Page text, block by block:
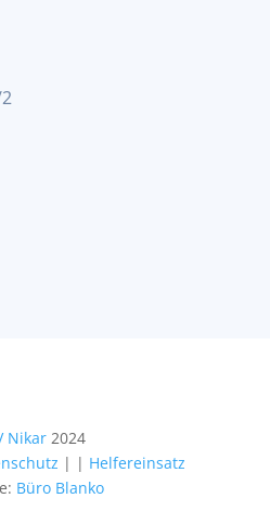
Nikar2024
| | Helfereinsatz
Büro Blanko